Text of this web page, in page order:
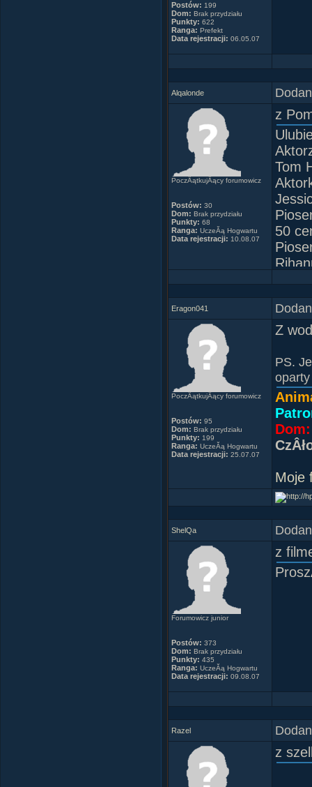
Postów: 199
Dom: Brak przydziału
Punkty: 622
Ranga: Prefekt
Data rejestracji: 06.05.07
Alqalonde
PoczÂątkujÂący forumowicz
Postów: 30
Dom: Brak przydziału
Punkty: 68
Ranga: UczeĂą Hogwartu
Data rejestracji: 10.08.07
z
Tom
50
Eragon041
PoczÂątkujÂący forumowicz
Postów: 95
Dom: Brak przydziału
Punkty: 199
Ranga: UczeĂą Hogwartu
Data rejestracji: 25.07.07
Z
PS.
Moje
ShelQa
Forumowicz junior
Postów: 373
Dom: Brak przydziału
Punkty: 435
Ranga: UczeĂą Hogwartu
Data rejestracji: 09.08.07
z
Razel
z